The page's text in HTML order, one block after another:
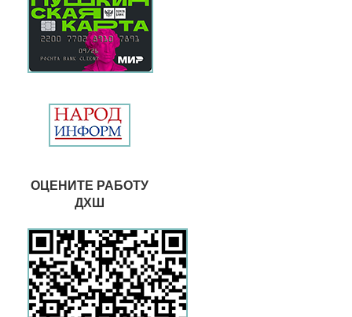
ОЦЕНИТЕ РАБОТУ
ДХШ